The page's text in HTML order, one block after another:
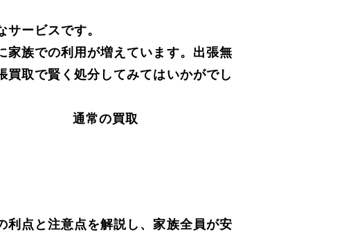
ービスです。
家族での利用が増えています。出張無
取で賢く処分してみてはいかがでし
通常の買取
利点と注意点を解説し、家族全員が安